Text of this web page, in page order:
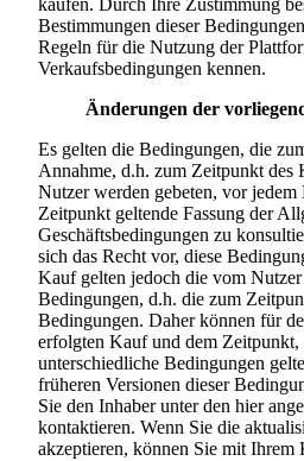
kaufen. Durch Ihre Zustimmung
Bestimmungen dieser
Regeln für die Nutzung der
Verkaufsbedingungen kennen.
Änderungen der
Es gelten die Bedingungen, die
Annahme, d.h. zum Zeitpunkt
Nutzer werden gebeten, vor
Zeitpunkt geltende Fassung der
Geschäftsbedingungen zu
sich das Recht vor, diese
Kauf gelten jedoch die vom Nutzer
Bedingungen, d.h. die zum
Bedingungen. Daher können für
erfolgten Kauf und dem Zeitpunkt,
unterschiedliche Bedingungen
früheren Versionen dieser
Sie den Inhaber unter den hier
kontaktieren. Wenn Sie die
akzeptieren, können Sie mit